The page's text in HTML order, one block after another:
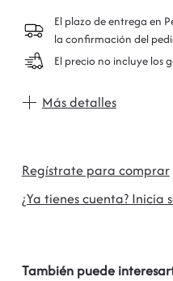
El plazo de entrega en
la confirmación del
El precio no incluye los
Más detalles
Regístrate para comprar
¿Ya tienes cuenta? Inicia
También puede